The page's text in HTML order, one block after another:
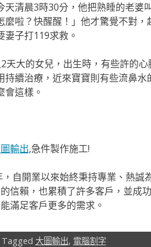
天清晨3時30分，他把熟睡的老婆
麼啦？快醒醒！」他才驚覺不對
子打119求救。
天大的女兒，出生時，有些許的
持續治療，近來寶寶則有些流鼻
會這樣。
輸出,急件製作施工!
自開業以來始終秉持專業、熱誠
信賴，也累積了許多客戶，並成
滿足客戶更多的需求。
Tagged 大圖輸出, 電腦割字